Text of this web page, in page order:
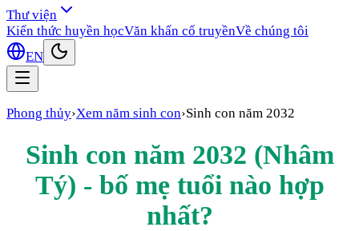
Thư viện
Kiến thức huyền họcVăn khấn cổ truyềnVề chúng tôi
EN
Phong thủy›Xem năm sinh con›Sinh con năm 2032
Sinh con năm 2032 (Nhâm
Tý) - bố mẹ tuổi nào hợp
nhất?